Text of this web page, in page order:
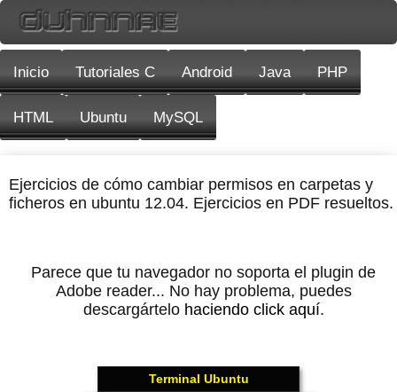
Inicio Tutoriales C Android Java PHP
HTML Ubuntu MySQL
Ejercicios de cómo cambiar permisos en carpetas y
ficheros en ubuntu 12.04. Ejercicios en PDF resueltos.
Parece que tu navegador no soporta el plugin de
Adobe reader... No hay problema, puedes
descargártelo haciendo click aquí.
Terminal Ubuntu